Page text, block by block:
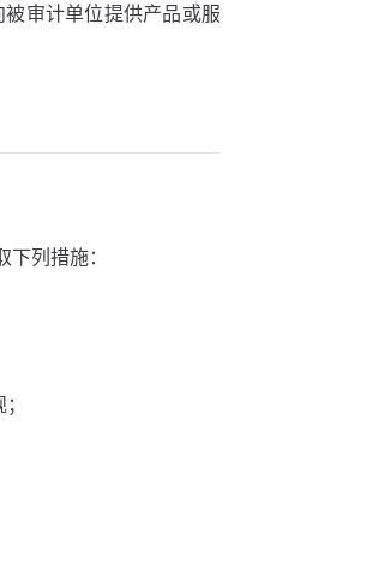
审计单位提供产品或服
列措施：